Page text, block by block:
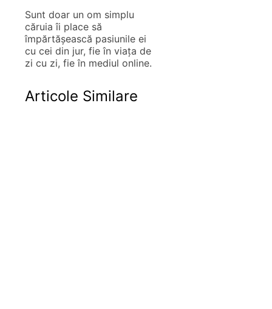
Sunt doar un om simplu
căruia îi place să
împărtăşească pasiunile ei
cu cei din jur, fie în viaţa de
zi cu zi, fie în mediul online.
Articole Similare